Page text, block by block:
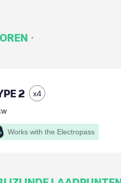
·
2 x4
Works with the Electropass